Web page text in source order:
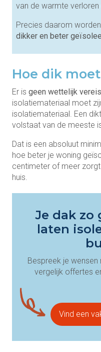
van de warmte verloren
Precies daarom worden
dikker en beter
Hoe dik
Er is geen wettelijk
isolatiemateriaal moet
isolatiemateriaal. Een
volstaat van de meeste
Dat is een absoluut
hoe beter je woning
centimeter of meer
huis.
Je dak zo
laten
Bespreek je
vergelijk offertes
Vind een